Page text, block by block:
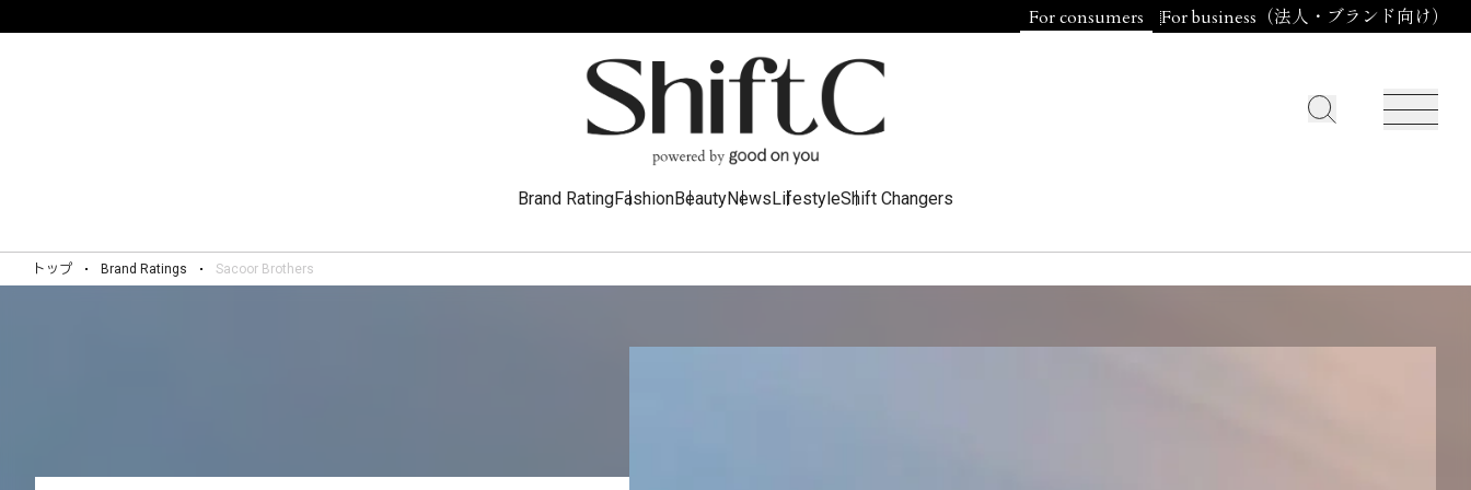
For consumers For business（法人・ブランド向け）
Brand RatingFashionBeautyNewsLifestyleShift Changers
トップ Brand Ratings Sacoor Brothers